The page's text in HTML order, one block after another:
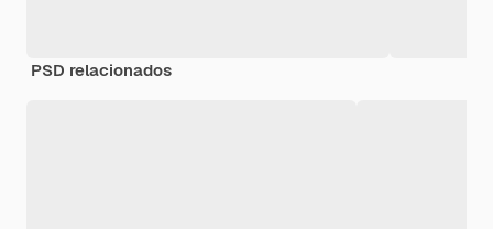
PSD relacionados